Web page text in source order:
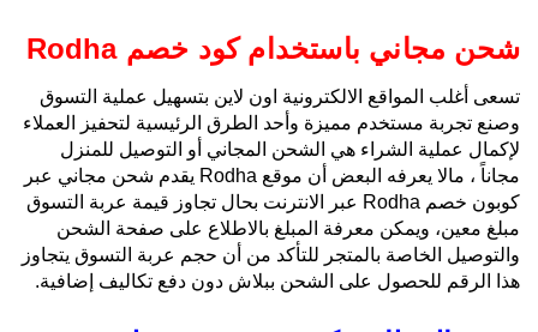
شحن مجاني باستخدام كود خصم Rodha
تسعى أغلب المواقع الالكترونية اون لاين بتسهيل عملية التسوق
وصنع تجربة مستخدم مميزة وأحد الطرق الرئيسية لتحفيز العملاء
لإكمال عملية الشراء هي الشحن المجاني أو التوصيل للمنزل
مجاناً ، مالا يعرفه البعض أن موقع Rodha يقدم شحن مجاني عبر
كوبون خصم Rodha عبر الانترنت بحال تجاوز قيمة عربة التسوق
مبلغ معين، ويمكن معرفة المبلغ بالاطلاع على صفحة الشحن
والتوصيل الخاصة بالمتجر للتأكد من أن حجم عربة التسوق يتجاوز
هذا الرقم للحصول على الشحن ببلاش دون دفع تكاليف إضافية.